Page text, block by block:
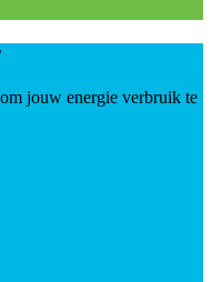
jouw energie verbruik te